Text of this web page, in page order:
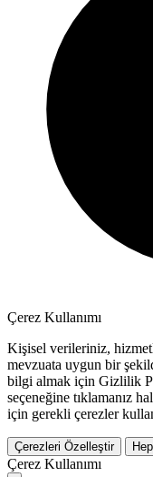
Çerez Kullanımı
Kişisel verileriniz,
mevzuata uygun bir
bilgi almak için Gizlilik
seçeneğine tıklamanız
için gerekli çerezler
Çerezleri Özelleştir
Çerez Kullanımı